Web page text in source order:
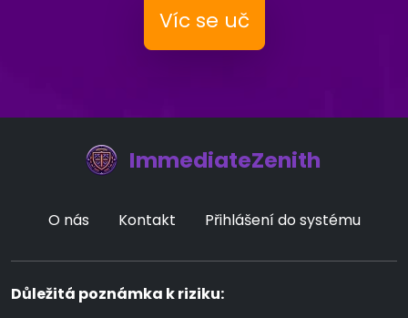
Víc se uč
ImmediateZenith
O nás Kontakt Přihlášení do systému
Důležitá poznámka k riziku: